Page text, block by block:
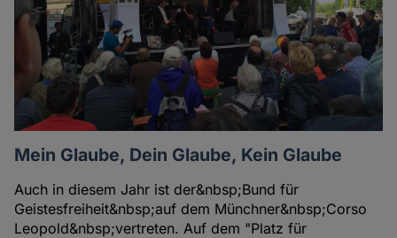
Mein Glaube, Dein Glaube, Kein Glaube
Auch in diesem Jahr ist der&nbsp;Bund für
Geistesfreiheit&nbsp;auf dem Münchner&nbsp;Corso
Leopold&nbsp;vertreten. Auf dem "Platz für